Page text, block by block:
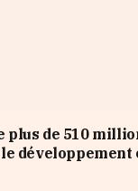
plus de 510
développement